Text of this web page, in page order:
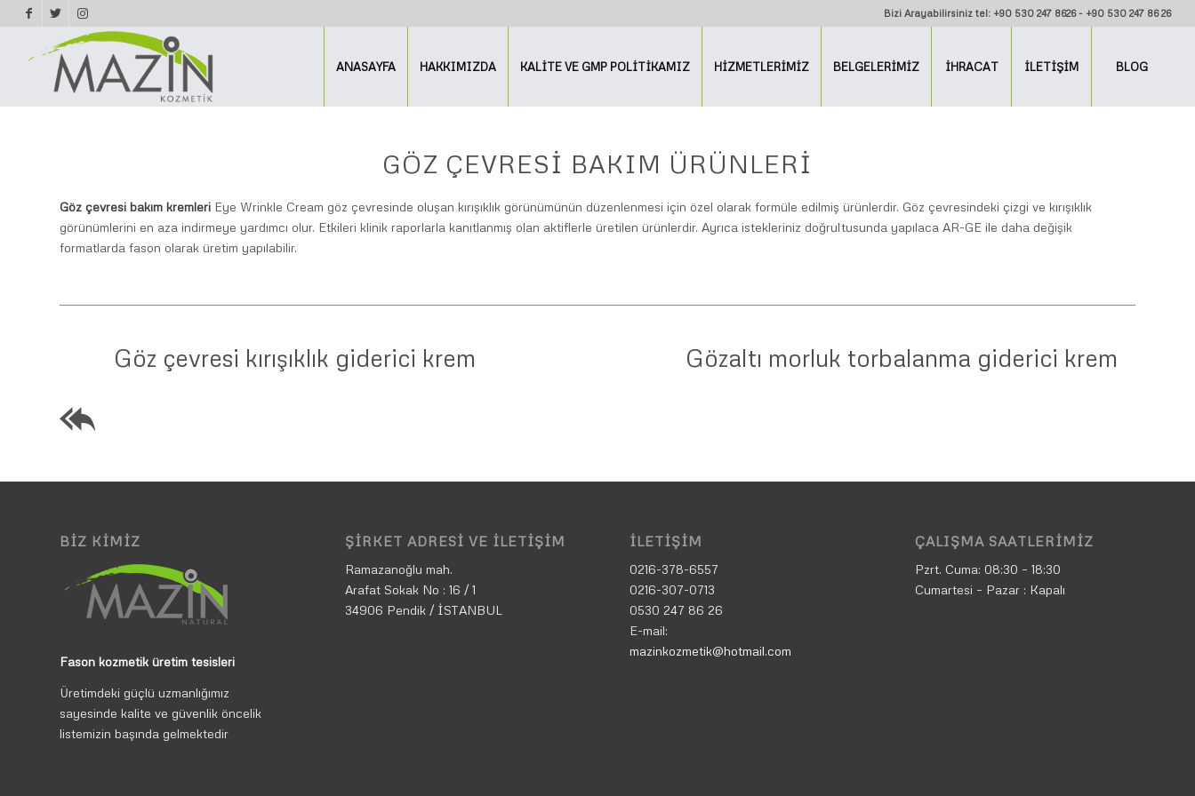
Bizi Arayabilirsiniz tel: +90 530 247 8626 - +90 530 247 86 26
ANASAYFA HAKKIMIZDA KALİTE VE GMP POLİTİKAMIZ HİZMETLERİMİZ BELGELERİMİZ İHRACAT İLETİŞİM BLOG
GÖZ ÇEVRESI BAKIM ÜRÜNLERI
Göz çevresi bakım kremleri Eye Wrinkle Cream göz çevresinde oluşan kırışıklık görünümünün düzenlenmesi için özel olarak formüle edilmiş ürünlerdir. Göz çevresindeki çizgi ve kırışıklık
görünümlerini en aza indirmeye yardımcı olur. Etkileri klinik raporlarla kanıtlanmış olan aktiflerle üretilen ürünlerdir. Ayrıca istekleriniz doğrultusunda yapılaca AR-GE ile daha değişik
formatlarda fason olarak üretim yapılabilir.
Göz çevresi kırışıklık giderici krem Gözaltı morluk torbalanma giderici krem
BIZ KIMIZ
Fason kozmetik üretim tesisleri
Üretimdeki güçlü uzmanlığımız
sayesinde kalite ve güvenlik öncelik
listemizin başında gelmektedir
ŞIRKET ADRESI VE İLETIŞIM
Ramazanoğlu mah.
Arafat Sokak No : 16 / 1
34906 Pendik / İSTANBUL
İLETIŞIM
0216-378-6557
0216-307-0713
0530 247 86 26
E-mail:
mazinkozmetik@hotmail.com
ÇALIŞMA SAATLERIMIZ
Pzrt. Cuma: 08:30 – 18:30
Cumartesi – Pazar : Kapalı